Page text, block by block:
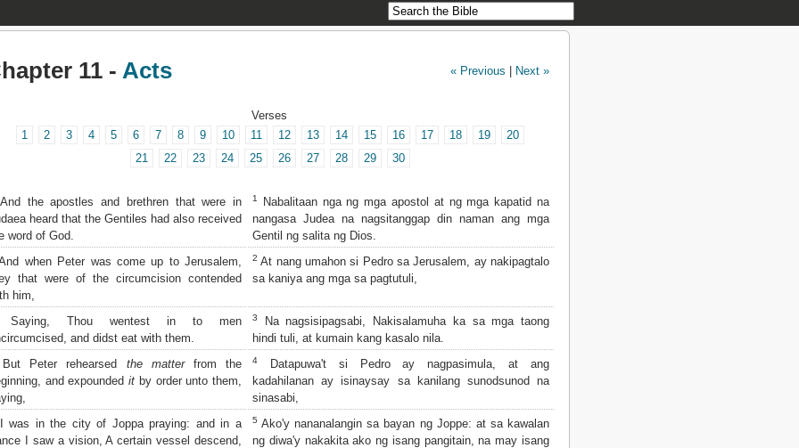
11 - Acts « Previous Next »
Verses
1
2 3 4 5 6 7 8 9 10 11 12 13 14 15 16 17 18 19
20
21
22 23 24 25 26 27 28 29 30
And the apostles and brethren that were in
heard that the Gentiles had also received
word of God.
1
Nabalitaan nga ng mga apostol at ng mga kapatid na
nangasa Judea na nagsitanggap din naman ang mga
Gentil ng salita ng Dios.
when Peter was come up to Jerusalem,
that were of the circumcision contended
him,
2 At nang umahon si Pedro sa Jerusalem, ay nakipagtalo
sa kaniya ang mga sa pagtutuli,
Saying, Thou wentest in to men
and didst eat with them.
3
Na nagsisipagsabi, Nakisalamuha ka sa mga taong
hindi tuli, at kumain kang kasalo nila.
But Peter rehearsed the matterfrom the
and expoundedit by order unto them,
4
Datapuwa't si Pedro ay nagpasimula, at ang
kadahilanan ay isinaysay sa kanilang sunodsunod na
sinasabi,
I was in the city of Joppa praying: and in a
I saw a vision, A certain vessel descend,
5 Ako'y nananalangin sa bayan ng Joppe: at sa kawalan
ng diwa'y nakakita ako ng isang pangitain, na may isang